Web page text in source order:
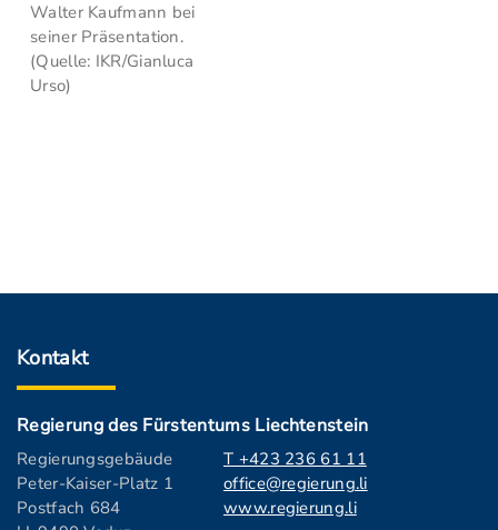
Walter Kaufmann bei
seiner Präsentation.
(Quelle: IKR/Gianluca
Urso)
Kontakt
Regierung des Fürstentums Liechtenstein
Regierungsgebäude
Peter-Kaiser-Platz 1
Postfach 684
T +423 236 61 11
office@regierung.li
www.regierung.li